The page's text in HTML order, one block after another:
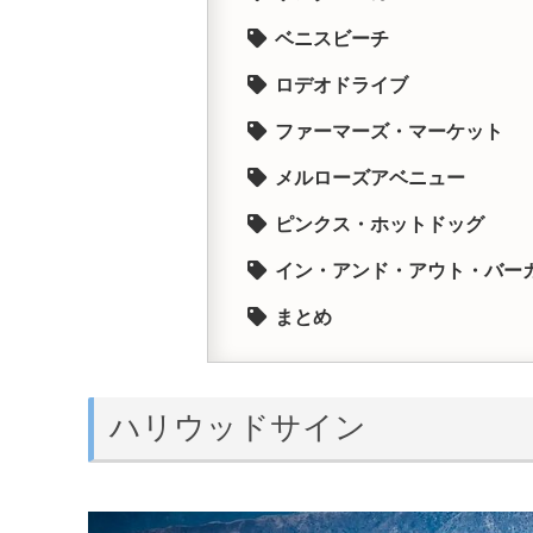
ベニスビーチ
ロデオドライブ
ファーマーズ・マーケット
メルローズアベニュー
ピンクス・ホットドッグ
イン・アンド・アウト・バー
まとめ
ハリウッドサイン